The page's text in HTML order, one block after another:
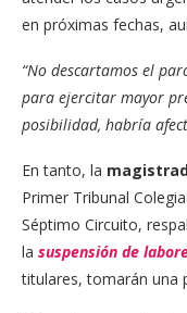
en próximas fechas,
“No descartamos el
para ejercitar mayor
posibilidad, habría
En tanto, la
Primer Tribunal
Séptimo Circuito,
la suspensión de
titulares, tomarán una